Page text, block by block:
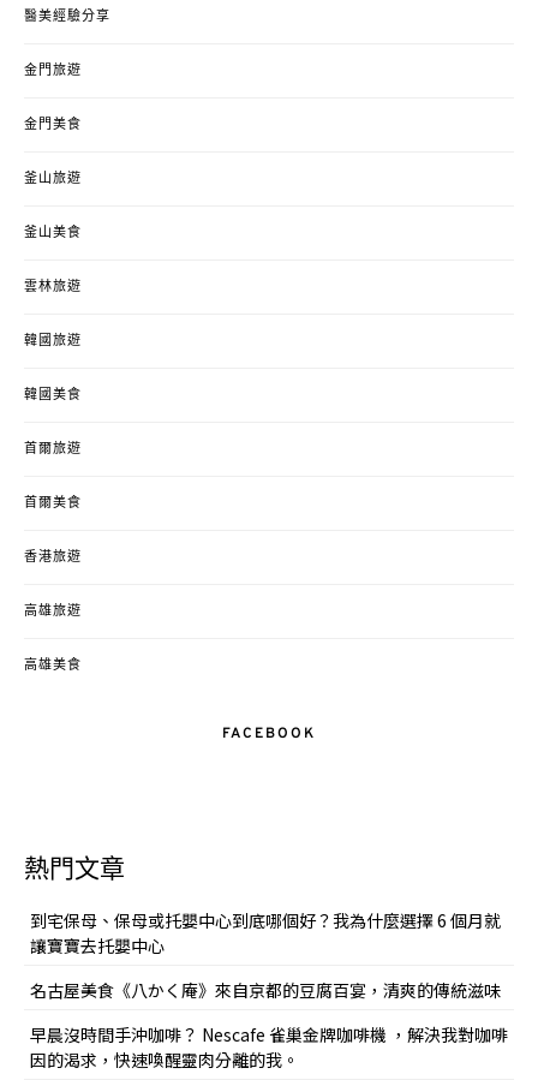
醫美經驗分享
金門旅遊
金門美食
釜山旅遊
釜山美食
雲林旅遊
韓國旅遊
韓國美食
首爾旅遊
首爾美食
香港旅遊
高雄旅遊
高雄美食
FACEBOOK
熱門文章
到宅保母、保母或托嬰中心到底哪個好？我為什麼選擇 6 個月就
讓寶寶去托嬰中心
名古屋美食《八かく庵》來自京都的豆腐百宴，清爽的傳統滋味
早晨沒時間手沖咖啡？ Nescafe 雀巢金牌咖啡機 ，解決我對咖啡
因的渴求，快速喚醒靈肉分離的我。